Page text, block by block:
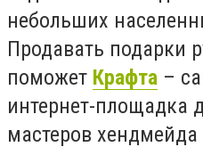
небольших
Продавать подарки
поможет Крафта –
интернет-площадка
мастеров